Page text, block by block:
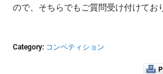
ので、そちらでもご質問受け付けてお
Category: コンペティション